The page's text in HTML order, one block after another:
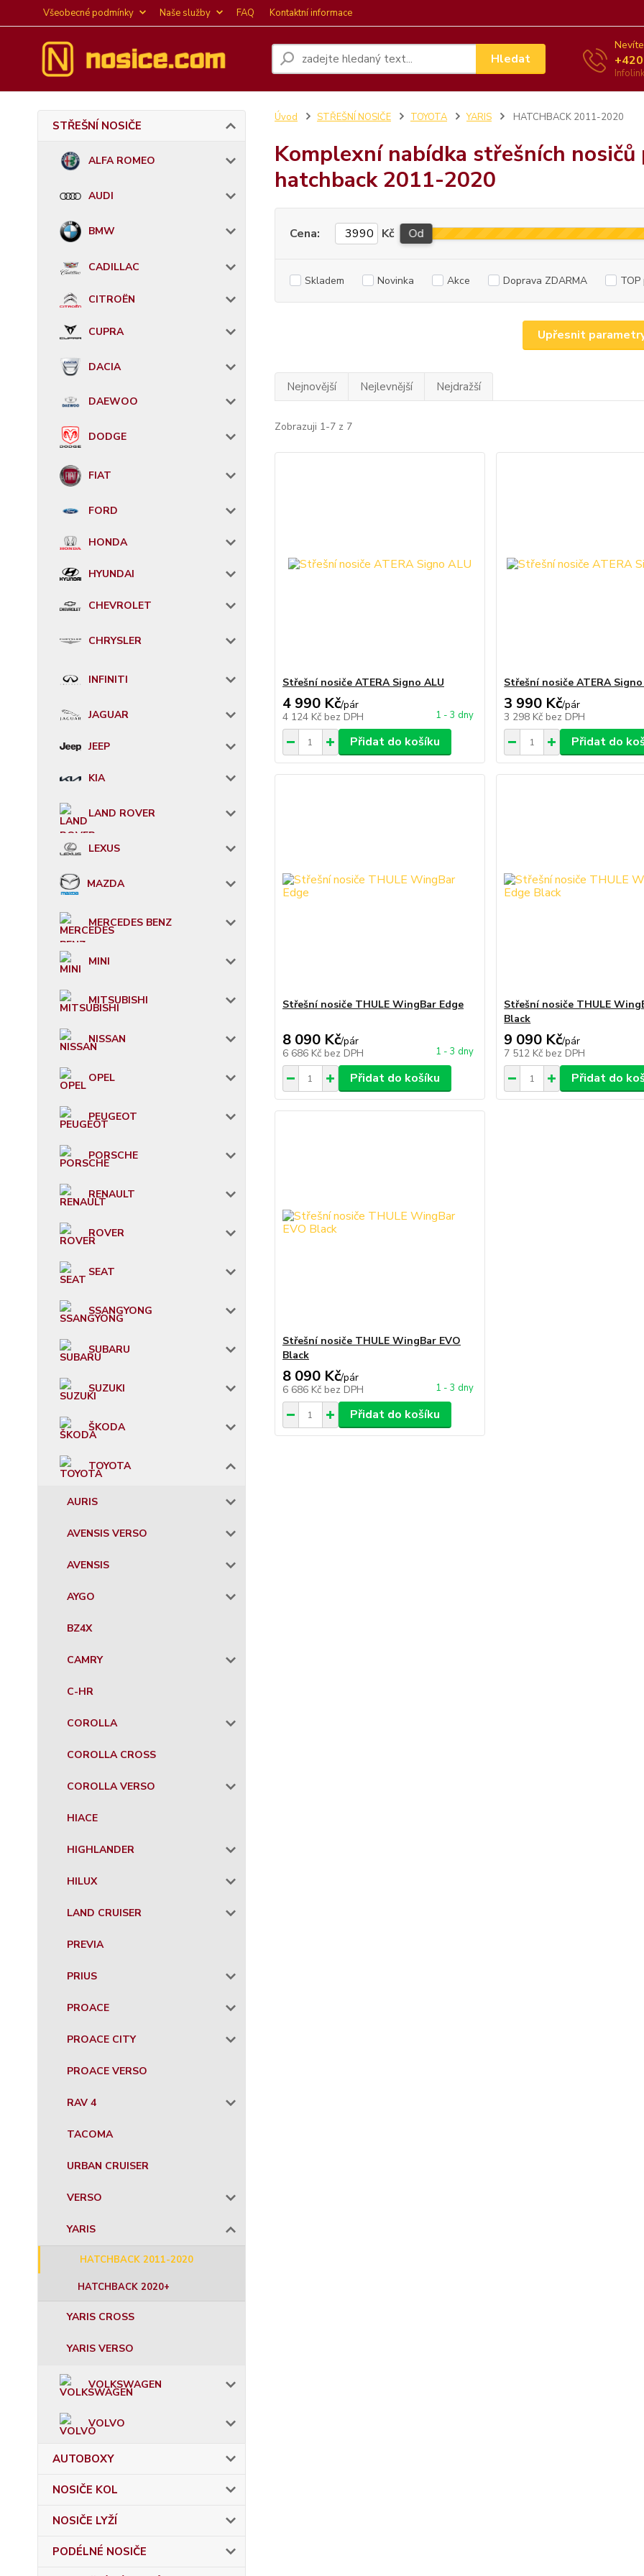
Všeobecné podmínky Naše služby FAQ Kontaktní informace
Hledat
STŘEŠNÍ NOSIČE
ALFA ROMEO
AUDI
BMW
CADILLAC
CITROËN
CUPRA
DACIA
DAEWOO
DODGE
FIAT
FORD
HONDA
HYUNDAI
CHEVROLET
CHRYSLER
INFINITI
JAGUAR
JEEP
KIA
LAND ROVER
LEXUS
MAZDA
MERCEDES BENZ
MINI
MITSUBISHI
NISSAN
OPEL
PEUGEOT
PORSCHE
RENAULT
ROVER
SEAT
SSANGYONG
SUBARU
SUZUKI
ŠKODA
TOYOTA
AURIS
AVENSIS VERSO
AVENSIS
AYGO
BZ4X
CAMRY
C-HR
COROLLA
COROLLA CROSS
COROLLA VERSO
HIACE
HIGHLANDER
HILUX
LAND CRUISER
PREVIA
PRIUS
PROACE
PROACE CITY
PROACE VERSO
RAV 4
TACOMA
URBAN CRUISER
VERSO
YARIS
HATCHBACK 2011-2020
HATCHBACK 2020+
YARIS CROSS
YARIS VERSO
VOLKSWAGEN
VOLVO
AUTOBOXY
NOSIČE KOL
NOSIČE LYŽÍ
PODÉLNÉ NOSIČE
Úvod STŘEŠNÍ NOSIČE TOYOTA YARIS HATCHBACK 2011-2020
Komplexní nabídka střešních
hatchback 2011-2020
Upřesnit
Cena: Kč Od
Skladem Novinka Akce Doprava ZDARMA
Nejnovější Nejlevnější Nejdražší
Zobrazuji 1-7 z 7
Střešní nosiče ATERA Signo ALU
4 990 Kč/pár
4 124 Kč bez DPH 1 - 3 dny
Přidat do košíku
Střešní nosiče ATERA Signo
3 990 Kč/pár
3 298 Kč bez DPH
Přidat do
Střešní nosiče THULE WingBar Edge
8 090 Kč/pár
6 686 Kč bez DPH 1 - 3 dny
Přidat do košíku
Střešní nosiče THULE
Black
9 090 Kč/pár
7 512 Kč bez DPH
Přidat do
Střešní nosiče THULE WingBar EVO
Black
8 090 Kč/pár
6 686 Kč bez DPH 1 - 3 dny
Přidat do košíku